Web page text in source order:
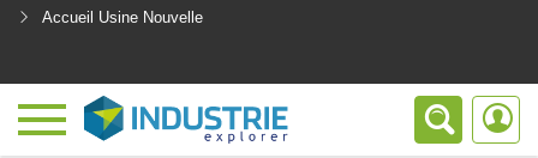
Accueil Usine Nouvelle